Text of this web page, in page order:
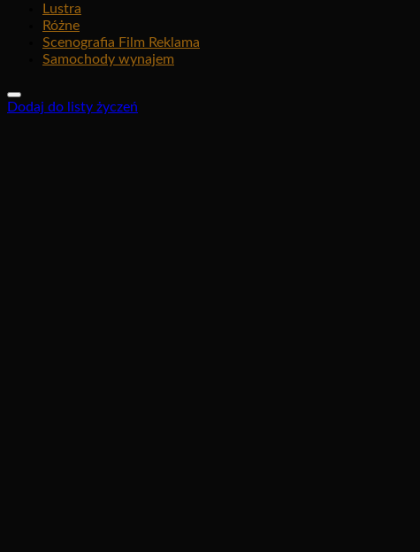
Lustra
Różne
Scenografia Film Reklama
Samochody wynajem
Dodaj do listy życzeń